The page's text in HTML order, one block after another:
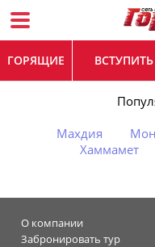
ГОРЯЩИЕ
Махдия
Хаммамет
О компании
Забронировать тур